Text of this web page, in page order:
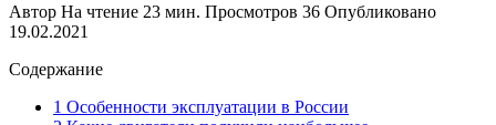
Автор На чтение 23 мин. Просмотров 36 Опубликовано
19.02.2021
Содержание
1 Особенности эксплуатации в России